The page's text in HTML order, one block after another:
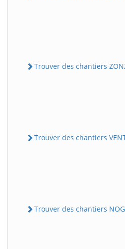
Trouver des chantiers
Trouver des chantiers
Trouver des chantiers